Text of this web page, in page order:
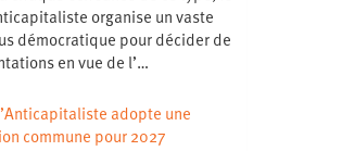
organise un vaste
démocratique pour décider de
en vue de l’…
adopte une
commune pour 2027